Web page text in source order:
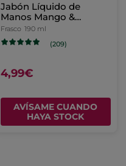
Jabón Líquido de
Manos Mango &
Cilantro.
Frasco 190 ml
(209)
4,99€
AVÍSAME CUANDO
HAYA STOCK